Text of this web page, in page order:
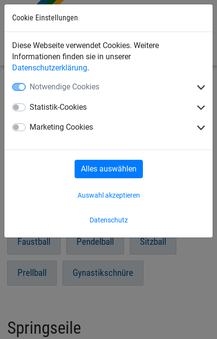
Cookie Einstellungen
Diese Webseite verwendet Cookies. Weitere
Informationen finden sie in unserer
Datenschutzerklärung.
Notwendige Cookies
Statistik-Cookies
Marketing Cookies
Datenschutz
Auswahl akzeptieren
Alles auswählen
Sportnetze Seile/Taue/Leinen
Schwungseile Ziehtaue Balanciertau
Klettertaue
Faustball Pendelball Sitzball
Prellball Gynastikschnüre
Springseile